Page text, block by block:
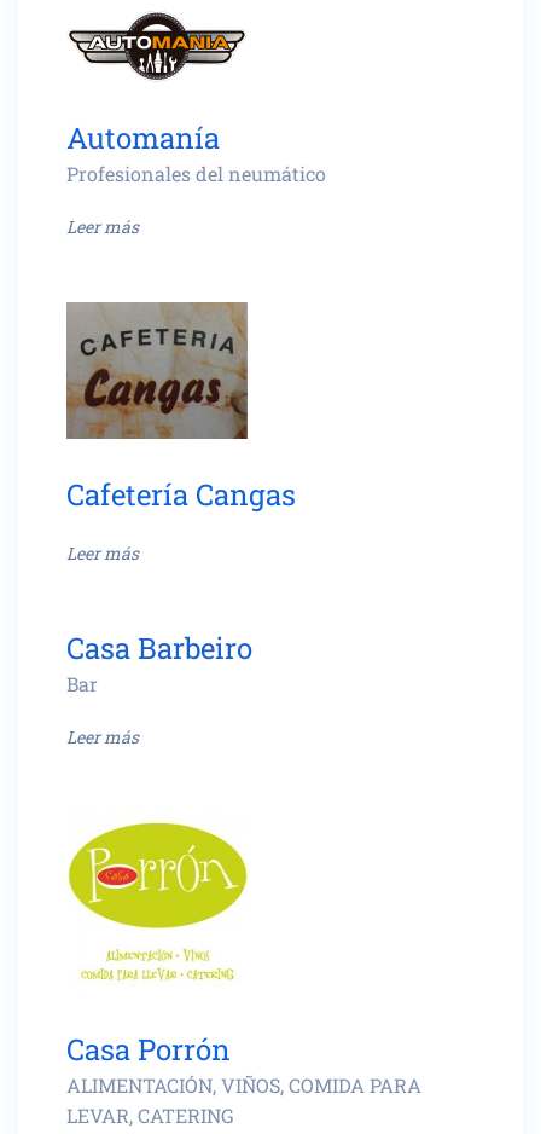
Automanía
Profesionales del neumático
Leer más
Cafetería Cangas
Leer más
Casa Barbeiro
Bar
Leer más
Casa Porrón
ALIMENTACIÓN, VIÑOS, COMIDA PARA
LEVAR, CATERING